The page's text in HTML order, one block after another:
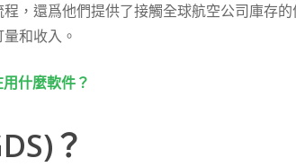
，還爲他們提供了接觸全球航空公司庫存
和收入。
什麼軟件？
？